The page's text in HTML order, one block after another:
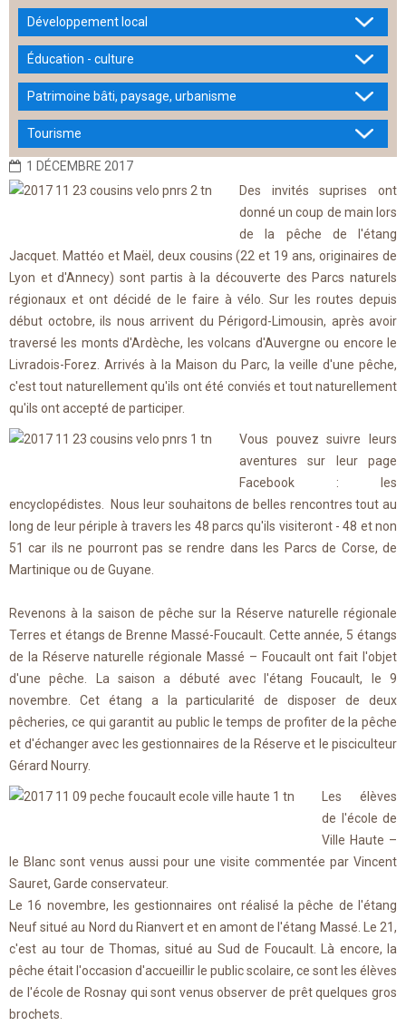
Développement local
Éducation - culture
Patrimoine bâti, paysage, urbanisme
Tourisme
1 DÉCEMBRE 2017
Des invités suprises ont
donné un coup de main lors
de la pêche de l'étang
Jacquet. Mattéo et Maël, deux cousins (22 et 19 ans, originaires de
Lyon et d'Annecy) sont partis à la découverte des Parcs naturels
régionaux et ont décidé de le faire à vélo. Sur les routes depuis
début octobre, ils nous arrivent du Périgord-Limousin, après avoir
traversé les monts d'Ardèche, les volcans d'Auvergne ou encore le
Livradois-Forez. Arrivés à la Maison du Parc, la veille d'une pêche,
c'est tout naturellement qu'ils ont été conviés et tout naturellement
qu'ils ont accepté de participer.
Vous pouvez suivre leurs
aventures sur leur page
Facebook : les
encyclopédistes. Nous leur souhaitons de belles rencontres tout au
long de leur périple à travers les 48 parcs qu'ils visiteront - 48 et non
51 car ils ne pourront pas se rendre dans les Parcs de Corse, de
Martinique ou de Guyane.
Revenons à la saison de pêche sur la Réserve naturelle régionale
Terres et étangs de Brenne Massé-Foucault. Cette année, 5 étangs
de la Réserve naturelle régionale Massé – Foucault ont fait l'objet
d'une pêche. La saison a débuté avec l'étang Foucault, le 9
novembre. Cet étang a la particularité de disposer de deux
pêcheries, ce qui garantit au public le temps de profiter de la pêche
et d'échanger avec les gestionnaires de la Réserve et le pisciculteur
Gérard Nourry.
Les élèves
de l'école de
Ville Haute –
le Blanc sont venus aussi pour une visite commentée par Vincent
Sauret, Garde conservateur.
Le 16 novembre, les gestionnaires ont réalisé la pêche de l'étang
Neuf situé au Nord du Rianvert et en amont de l'étang Massé. Le 21,
c'est au tour de Thomas, situé au Sud de Foucault. Là encore, la
pêche était l'occasion d'accueillir le public scolaire, ce sont les élèves
de l'école de Rosnay qui sont venus observer de prêt quelques gros
brochets.